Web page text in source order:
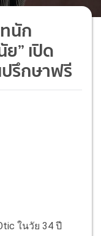
นัก
” เปิด
รึกษาฟรี
ในวัย 34 ปี